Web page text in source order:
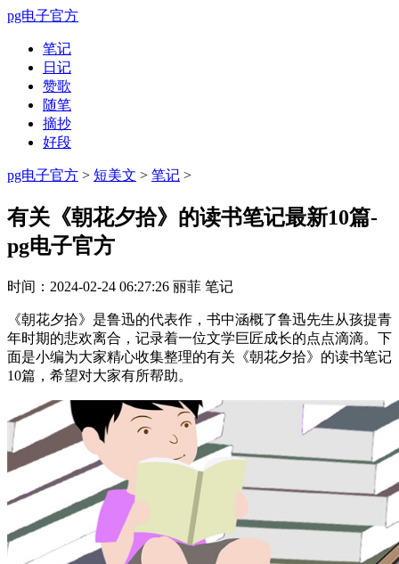
pg电子官方
笔记
日记
赞歌
随笔
摘抄
好段
pg电子官方 > 短美文 > 笔记 >
有关《朝花夕拾》的读书笔记最新10篇-
pg电子官方
时间： 2024-02-24 06:27:26 丽菲 笔记
《朝花夕拾》是鲁迅的代表作，书中涵概了鲁迅先生从孩提青
年时期的悲欢离合，记录着一位文学巨匠成长的点点滴滴。下
面是小编为大家精心收集整理的有关《朝花夕拾》的读书笔记
10篇，希望对大家有所帮助。